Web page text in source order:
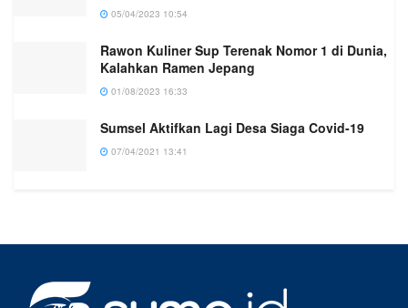
05/04/2023 10:54
Rawon Kuliner Sup Terenak Nomor 1 di Dunia,
Kalahkan Ramen Jepang
01/08/2023 16:33
Sumsel Aktifkan Lagi Desa Siaga Covid-19
07/04/2021 13:41